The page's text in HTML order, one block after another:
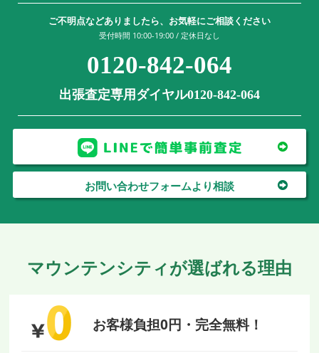
ご不明点などありましたら、お気軽にご相談ください
受付時間 10:00-19:00 / 定休日なし
0120-842-064
出張査定専用ダイヤル0120-842-064
お問い合わせフォームより相談
マウンテンシティが選ばれる理由
お客様負担0円・ 完全無料！